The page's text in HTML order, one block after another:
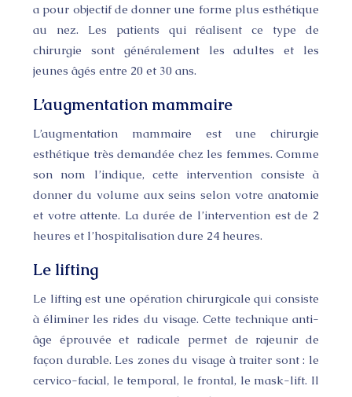
a pour objectif de donner une forme plus esthétique
au nez. Les patients qui réalisent ce type de
chirurgie sont généralement les adultes et les
jeunes âgés entre 20 et 30 ans.
L’augmentation mammaire
L’augmentation mammaire est une chirurgie
esthétique très demandée chez les femmes. Comme
son nom l’indique, cette intervention consiste à
donner du volume aux seins selon votre anatomie
et votre attente. La durée de l’intervention est de 2
heures et l’hospitalisation dure 24 heures.
Le lifting
Le lifting est une opération chirurgicale qui consiste
à éliminer les rides du visage. Cette technique anti-
âge éprouvée et radicale permet de rajeunir de
façon durable. Les zones du visage à traiter sont : le
cervico-facial, le temporal, le frontal, le mask-lift. Il